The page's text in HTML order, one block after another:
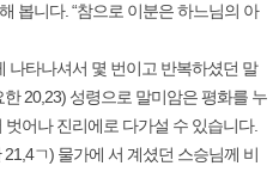
봅니다. “참으로 이분은 하느님의 아
나타나셔서 몇 번이고 반복하셨던 말
20,23) 성령으로 말미암은 평화를 누
어나 진리에로 다가설 수 있습니다.
ㄱ) 물가에 서 계셨던 스승님께 비